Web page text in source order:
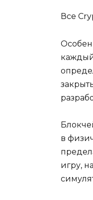
Все
каждый
в
игру,